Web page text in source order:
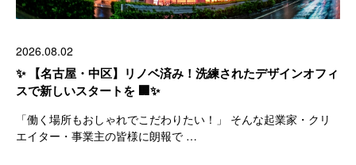
2026.08.02
✨ 【名古屋・中区】リノベ済み！洗練されたデザインオフィ
スで新しいスタートを 🏢✨
「働く場所もおしゃれでこだわりたい！」 そんな起業家・クリ
エイター・事業主の皆様に朗報で …